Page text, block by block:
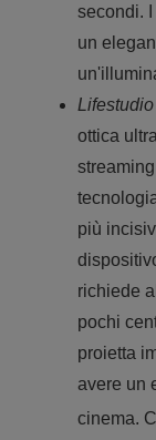
secondi.
un
ottica
più
richiede
pochi
proietta
avere un
cinema.